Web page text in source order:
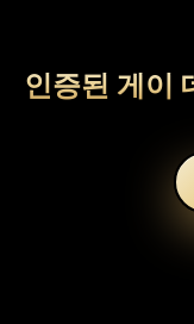
인증된 게이